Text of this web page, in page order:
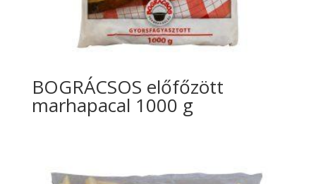
BOGRÁCSOS előfőzött
marhapacal 1000 g